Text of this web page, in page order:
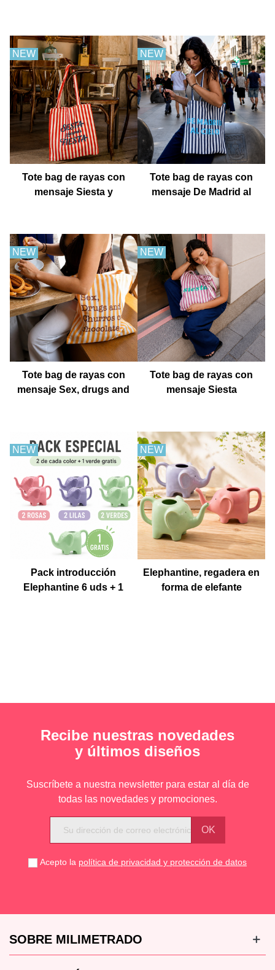
NEW
Tote bag de rayas con
mensaje Siesta y
NEW
Tote bag de rayas con
mensaje De Madrid al
NEW
Tote bag de rayas con
mensaje Sex, drugs and
NEW
Tote bag de rayas con
mensaje Siesta
NEW
Pack introducción
Elephantine 6 uds + 1
NEW
Elephantine, regadera en
forma de elefante
Recibe nuestras novedades
y últimos diseños
Suscríbete a nuestra newsletter para estar al día de
todas las novedades y promociones.
Acepto la política de privacidad y protección de datos
SOBRE MILIMETRADO